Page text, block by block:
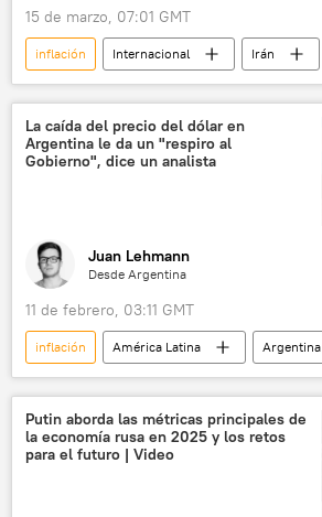
15 de marzo, 07:01 GMT
inflación Internacional
Irán
EEUU
The Wall Street Journal
petróleo
La caída del precio del dólar en
Argentina le da un "respiro al
Gobierno", dice un analista
Juan Lehmann
Desde Argentina
11 de febrero, 03:11 GMT
inflación América Latina
Argentina
Javier Milei
dólar
EEUU
Donald Trump
Fondo Monetario Internacional (FMI)
Putin aborda las métricas principales de
la economía rusa en 2025 y los retos
para el futuro | Video